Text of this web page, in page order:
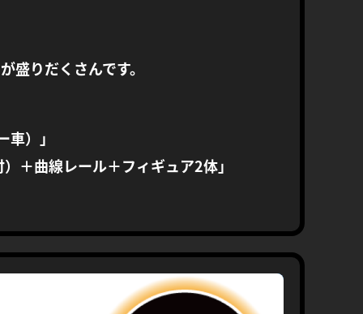
りだくさんです。
）」
＋曲線レール＋フィギュア2体」